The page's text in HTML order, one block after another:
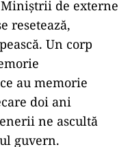
Miniștrii de externe
resetează,
Un corp
au memorie
doi ani
ne ascultă
guvern.